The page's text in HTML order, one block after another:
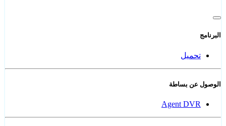
البرنامج
تحميل
الوصول عن بساطة
Agent DVR